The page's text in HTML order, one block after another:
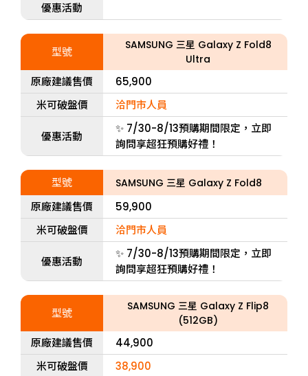
優惠活動
型號
SAMSUNG 三星 Galaxy Z Fold8
Ultra
原廠建議售價
65,900
米可破盤價
洽門市人員
優惠活動
✨ 7/30-8/13預購期間限定，立即
詢問享超狂預購好禮！
型號 SAMSUNG 三星 Galaxy Z Fold8
原廠建議售價
59,900
米可破盤價
洽門市人員
優惠活動
✨ 7/30-8/13預購期間限定，立即
詢問享超狂預購好禮！
型號
SAMSUNG 三星 Galaxy Z Flip8
(512GB)
原廠建議售價
44,900
米可破盤價
38,900